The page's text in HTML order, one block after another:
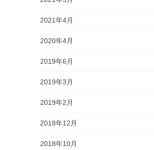
2021年4月
2020年4月
2019年6月
2019年3月
2019年2月
2018年12月
2018年10月